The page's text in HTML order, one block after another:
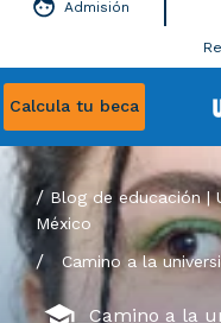
Calcula tu beca
Admisión
Blog de educación |
México
/ Camino a la
Camino a la